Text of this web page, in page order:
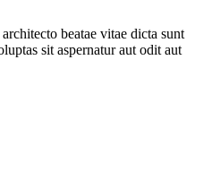
beatae vitae dicta sunt
sit aspernatur aut odit aut